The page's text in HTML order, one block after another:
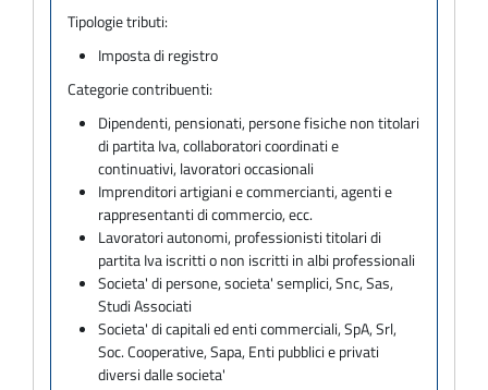
Tipologie tributi:
Imposta di registro
Categorie contribuenti:
Dipendenti, pensionati, persone fisiche non titolari
di partita Iva, collaboratori coordinati e
continuativi, lavoratori occasionali
Imprenditori artigiani e commercianti, agenti e
rappresentanti di commercio, ecc.
Lavoratori autonomi, professionisti titolari di
partita Iva iscritti o non iscritti in albi professionali
Societa' di persone, societa' semplici, Snc, Sas,
Studi Associati
Societa' di capitali ed enti commerciali, SpA, Srl,
Soc. Cooperative, Sapa, Enti pubblici e privati
diversi dalle societa'